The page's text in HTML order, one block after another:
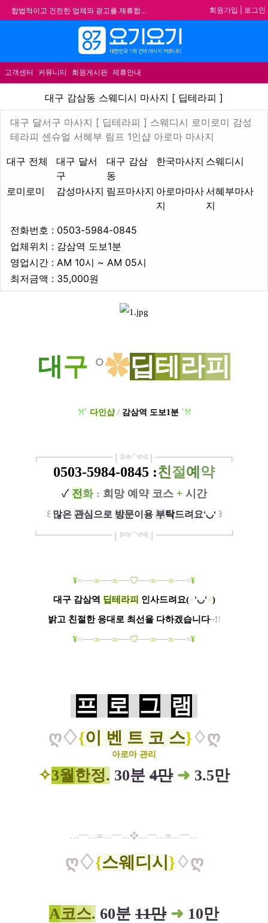
합법적이고 건전한 업체와 광고를 제휴합니다.
★요기요기 설 연휴 휴무 안내★
★ 요기요기 업체회원 안내사항 ★
불건전한 게시글은 삭제 및 회원탈퇴 됩니다.
회원가입 로그인
고객센터 커뮤니티 회원게시판 제휴안내
대구 감삼동 스웨디시 마사지
대구 감삼동 스웨디시 마사지 [ 딥테라피 ]
업체 정보
대구 달서구 마사지 [ 딥테라
대구 달서구 마사지 [ 딥테라피 ] 스웨디시 로미로미 감성
테라피 센슈얼 서혜부 림프 1인샵 아로마 마사지
대구 전체
대구 달서
구
대구 감삼
동
지역1 한국마사지 스웨디시
로미로미 감성마사지 림프마사지 아로마마사
지
서혜부마사
지
테마
전화번호 : 0503-5984-0845
업체위치 : 감삼역 도보1분
영업시간 : AM 10시 ~ AM 05시
최저금액 : 35,000원
대구 °✿딥테라피
ꕮ˚ 다인샵/ 감삼역 도보1분 ˚ꕮ
┏━━━━━━━━ ❘༻༺❘ ━━━━━━━━┓
0503-5984-0845 :친절 예 약
✓ 전화 : 희망 예약 코스 + 시 간
꒰ 많은 관심 으로 방문이 용 부탁드려요'◡' ꒱
┗━━━━━━━━ ❘༻༺❘ ━━━━━━━━┛
¥=──∞──∞──♡──∞──∞──=¥
대구 감삼역 딥테라피 인사드려요(●'◡'●)
밝고 친절한 응대로 최선을 다하겠습니다~!!
¥=──∞──∞──♡──∞──∞──=¥
프 로 그 램
ღ♢{이 벤 트 코 스}♢ღ
아로마 관리
✧3월 한정. 30분 4만 ➜ 3.5만
…━…∞…━…❖…━…∞…━…
ღ♢{스웨디시}♢ღ
A코스. 60분 11만 ➜ 10만